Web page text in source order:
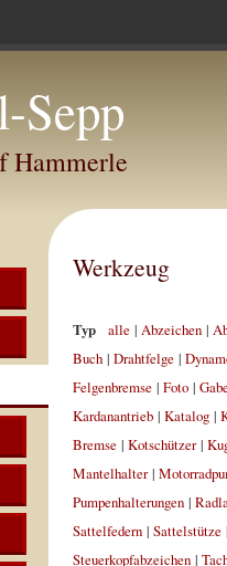
Sepp
Hammerle
Werkzeug
Typ alle| Abzeichen|
Buch| Drahtfelge|
Felgenbremse| Foto|
Kardanantrieb| Katalog|
Bremse| Kotschützer|
Mantelhalter|
Pumpenhalterungen|
Sattelfedern| Sattelstütze|
Steuerkopfabzeichen|